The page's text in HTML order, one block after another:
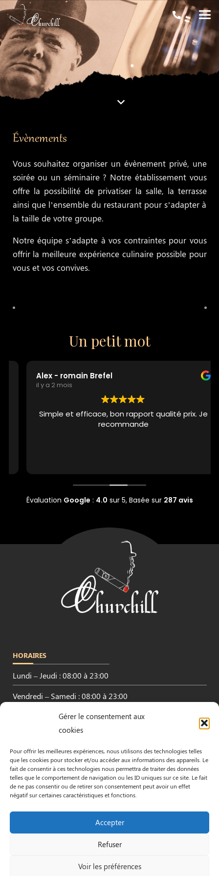
Gérer le consentement aux
cookies
Pour offrir les meilleures expériences, nous utilisons des technologies telles
que les cookies pour stocker et/ou accéder aux informations des appareils. Le
fait de consentir à ces technologies nous permettra de traiter des données
telles que le comportement de navigation ou les ID uniques sur ce site. Le fait
de ne pas consentir ou de retirer son consentement peut avoir un effet
négatif sur certaines caractéristiques et fonctions.
Accepter
Refuser
Voir les préférences
Évènements
Vous souhaitez organiser un évènement privé, une
soirée ou un séminaire ? Notre établissement vous
offre la possibilité de privatiser la salle, la terrasse
ainsi que l’ensemble du restaurant pour s’adapter à
la taille de votre groupe.
Notre équipe s’adapte à vos contraintes pour vous
offrir la meilleure expérience culinaire possible pour
vous et vos convives.
Un petit mot
Alex - romain Brefel
il y a 2 mois
Simple et efficace, bon rapport qualité prix. Je
recommande
Évaluation Google : 4.0 sur 5, Basée sur 287 avis
HORAIRES
Lundi – Jeudi : 08:00 à 23:00
Vendredi – Samedi : 08:00 à 23:00
Dimanche : Fermé
INFORMATIONS
53 Av. de la République, 44600 Saint-Nazaire
02 28 54 95 62
Mentions Légales © by orocom.fr